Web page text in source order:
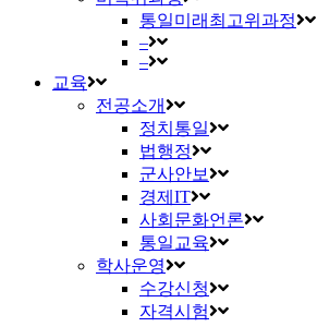
통일미래최고위과정
–
–
교육
전공소개
정치통일
법행정
군사안보
경제IT
사회문화언론
통일교육
학사운영
수강신청
자격시험